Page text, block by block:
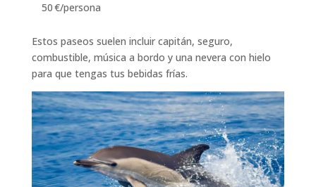
50 €/persona
Estos paseos suelen incluir capitán, seguro,
combustible, música a bordo y una nevera con hielo
para que tengas tus bebidas frías.